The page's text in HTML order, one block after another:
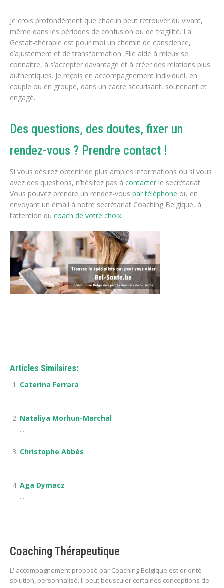
Je crois profondément que chacun peut retrouver du vivant,
même dans les périodes de confusion ou de fragilité. La
Gestalt-thérapie est pour moi un chemin de conscience,
d’ajustement et de transformation. Elle aide à mieux se
connaître, à s’accepter davantage et à créer des relations plus
authentiques. Je reçois en accompagnement individuel, en
couple ou en groupe, dans un cadre sécurisant, soutenant et
engagé.
Des questions, des doutes, fixer un
rendez-vous ? Prendre contact !
Si vous désirez obtenir de plus amples informations ou si vous
avez des questions, n’hésitez pas à contacter le secrétariat.
Vous pouvez prendre un rendez-vous par téléphone ou en
envoyant un email à notre secrétariat Coaching Belgique, à
l’attention du coach de votre choix.
Articles Similaires:
Caterina Ferrara
...
Nataliya Morhun-Marchal
...
Christophe Abbès
...
Aga Dymacz
...
Coaching Thérapeutique
L' accompagnement proposé par Coaching Belgique est orienté
solution, personnalisé. Il peut bousculer certaines conceptions de